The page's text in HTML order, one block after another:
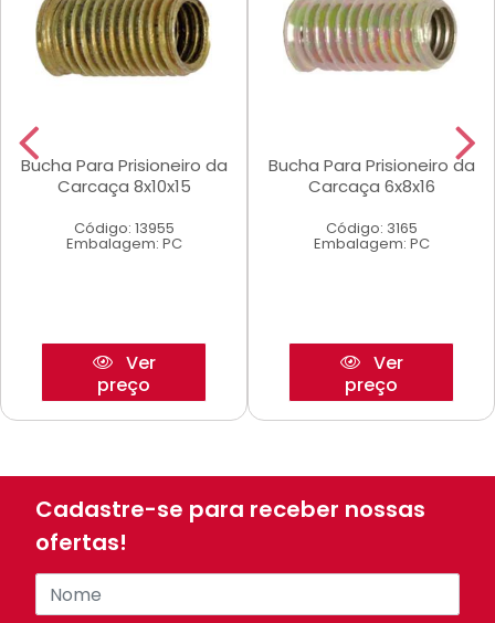
Bucha Para Prisioneiro da
Carcaça 8x10x15
Código: 13955
Embalagem: PC
Ver
preço
Bucha Para Prisioneiro da
Carcaça 6x8x16
Código: 3165
Embalagem: PC
Ver
preço
Cadastre-se para receber nossas
ofertas!